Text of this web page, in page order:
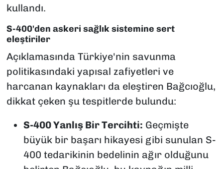
kullandı.
S-400'den askeri sağlık sistemine sert
eleştiriler
Açıklamasında Türkiye'nin savunma
politikasındaki yapısal zafiyetleri ve
harcanan kaynakları da eleştiren Bağcıoğlu,
dikkat çeken şu tespitlerde bulundu:
S-400 Yanlış Bir Tercihti: Geçmişte
büyük bir başarı hikayesi gibi sunulan S-
400 tedarikinin bedelinin ağır olduğunu